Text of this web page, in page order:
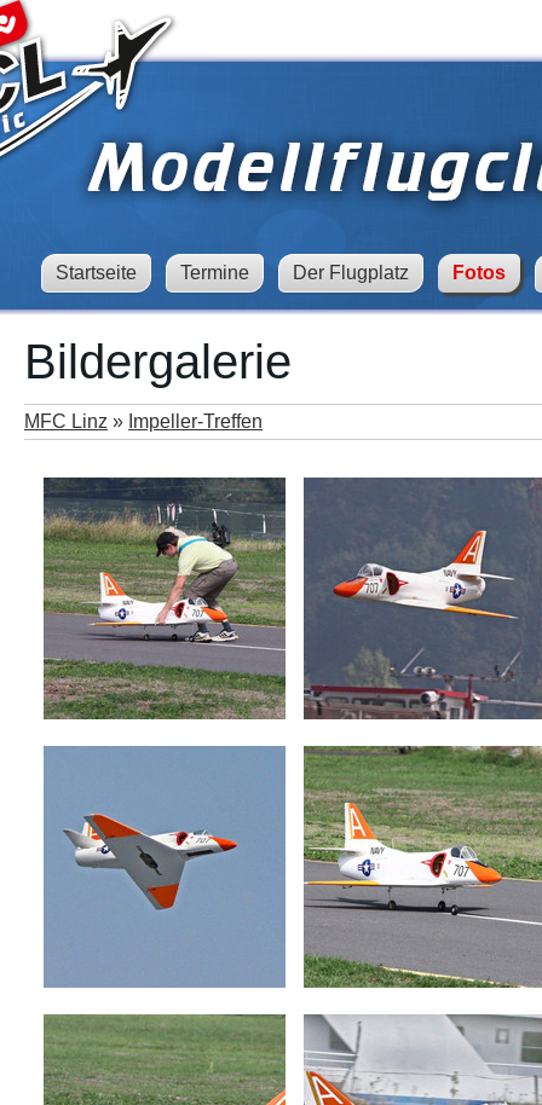
Startseite Termine Der Flugplatz Fotos
Bildergalerie
MFC Linz » Impeller-Treffen